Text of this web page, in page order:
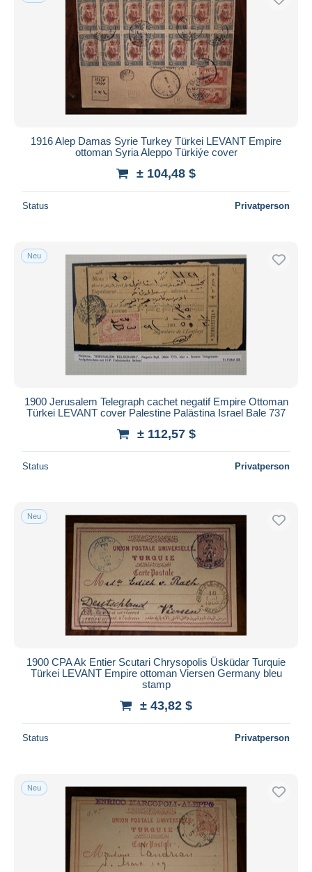
1916 Alep Damas Syrie Turkey Türkei LEVANT Empire
ottoman Syria Aleppo Türkiýe cover
± 104,48 $
Status Privatperson
Neu
1900 Jerusalem Telegraph cachet negatif Empire Ottoman
Türkei LEVANT cover Palestine Palästina Israel Bale 737
± 112,57 $
Status Privatperson
Neu
1900 CPA Ak Entier Scutari Chrysopolis Üsküdar Turquie
Türkei LEVANT Empire ottoman Viersen Germany bleu
stamp
± 43,82 $
Status Privatperson
Neu